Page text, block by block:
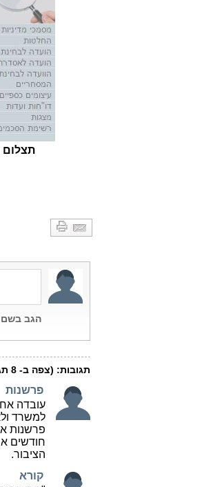
תצלום